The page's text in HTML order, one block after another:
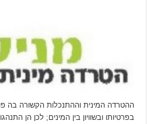
ההטרדה המינית וההתנכלות הקשורה בה
בפרטיותו ובשוויון בין המינים; לכן הן